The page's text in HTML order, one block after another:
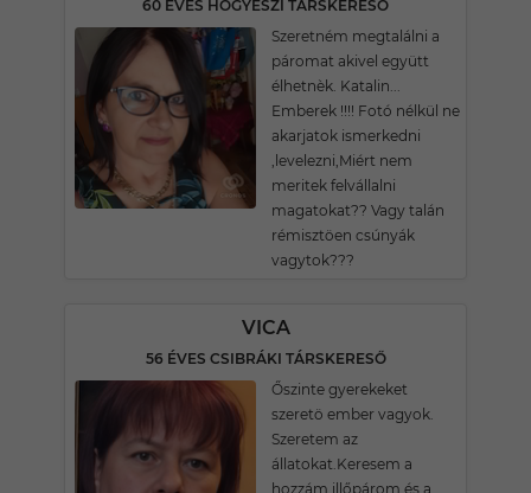
60 ÉVES HŐGYÉSZI TÁRSKERESŐ
Szeretném megtalálni a
páromat akivel együtt
élhetnèk. Katalin...
Emberek !!!! Fotó nélkül ne
akarjatok ismerkedni
,levelezni,Miért nem
meritek felvállalni
magatokat?? Vagy talán
rémisztöen csúnyák
vagytok???
VICA
56 ÉVES CSIBRÁKI TÁRSKERESŐ
Őszinte gyerekeket
szeretö ember vagyok.
Szeretem az
állatokat.Keresem a
hozzám illőpárom és a